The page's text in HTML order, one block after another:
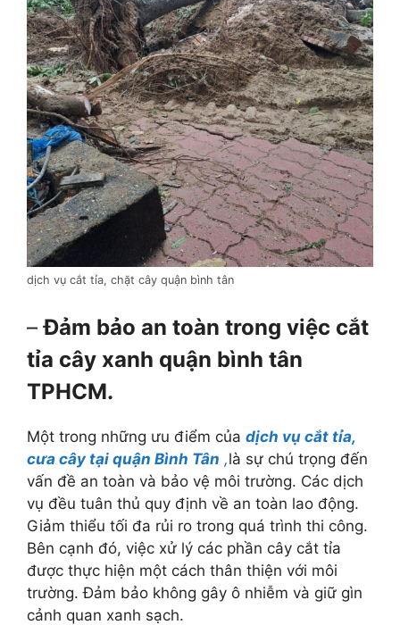
dịch vụ cắt tỉa, chặt cây quận bình tân
–Đảm bảo an toàn trong việc cắt
tỉa cây xanh quận bình tân
TPHCM.
Một trong những ưu điểm của dịch vụ cắt tỉa,
cưa cây tại quận Bình Tân ,là sự chú trọng đến
vấn đề an toàn và bảo vệ môi trường. Các dịch
vụ đều tuân thủ quy định về an toàn lao động.
Giảm thiểu tối đa rủi ro trong quá trình thi công.
Bên cạnh đó, việc xử lý các phần cây cắt tỉa
được thực hiện một cách thân thiện với môi
trường. Đảm bảo không gây ô nhiễm và giữ gìn
cảnh quan xanh sạch.